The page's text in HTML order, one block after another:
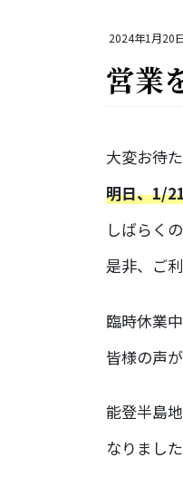
2024年1月20
営業
大変お待
明日、1/
しばらくの
是非、ご
臨時休業
皆様の声
能登半島
なりまし